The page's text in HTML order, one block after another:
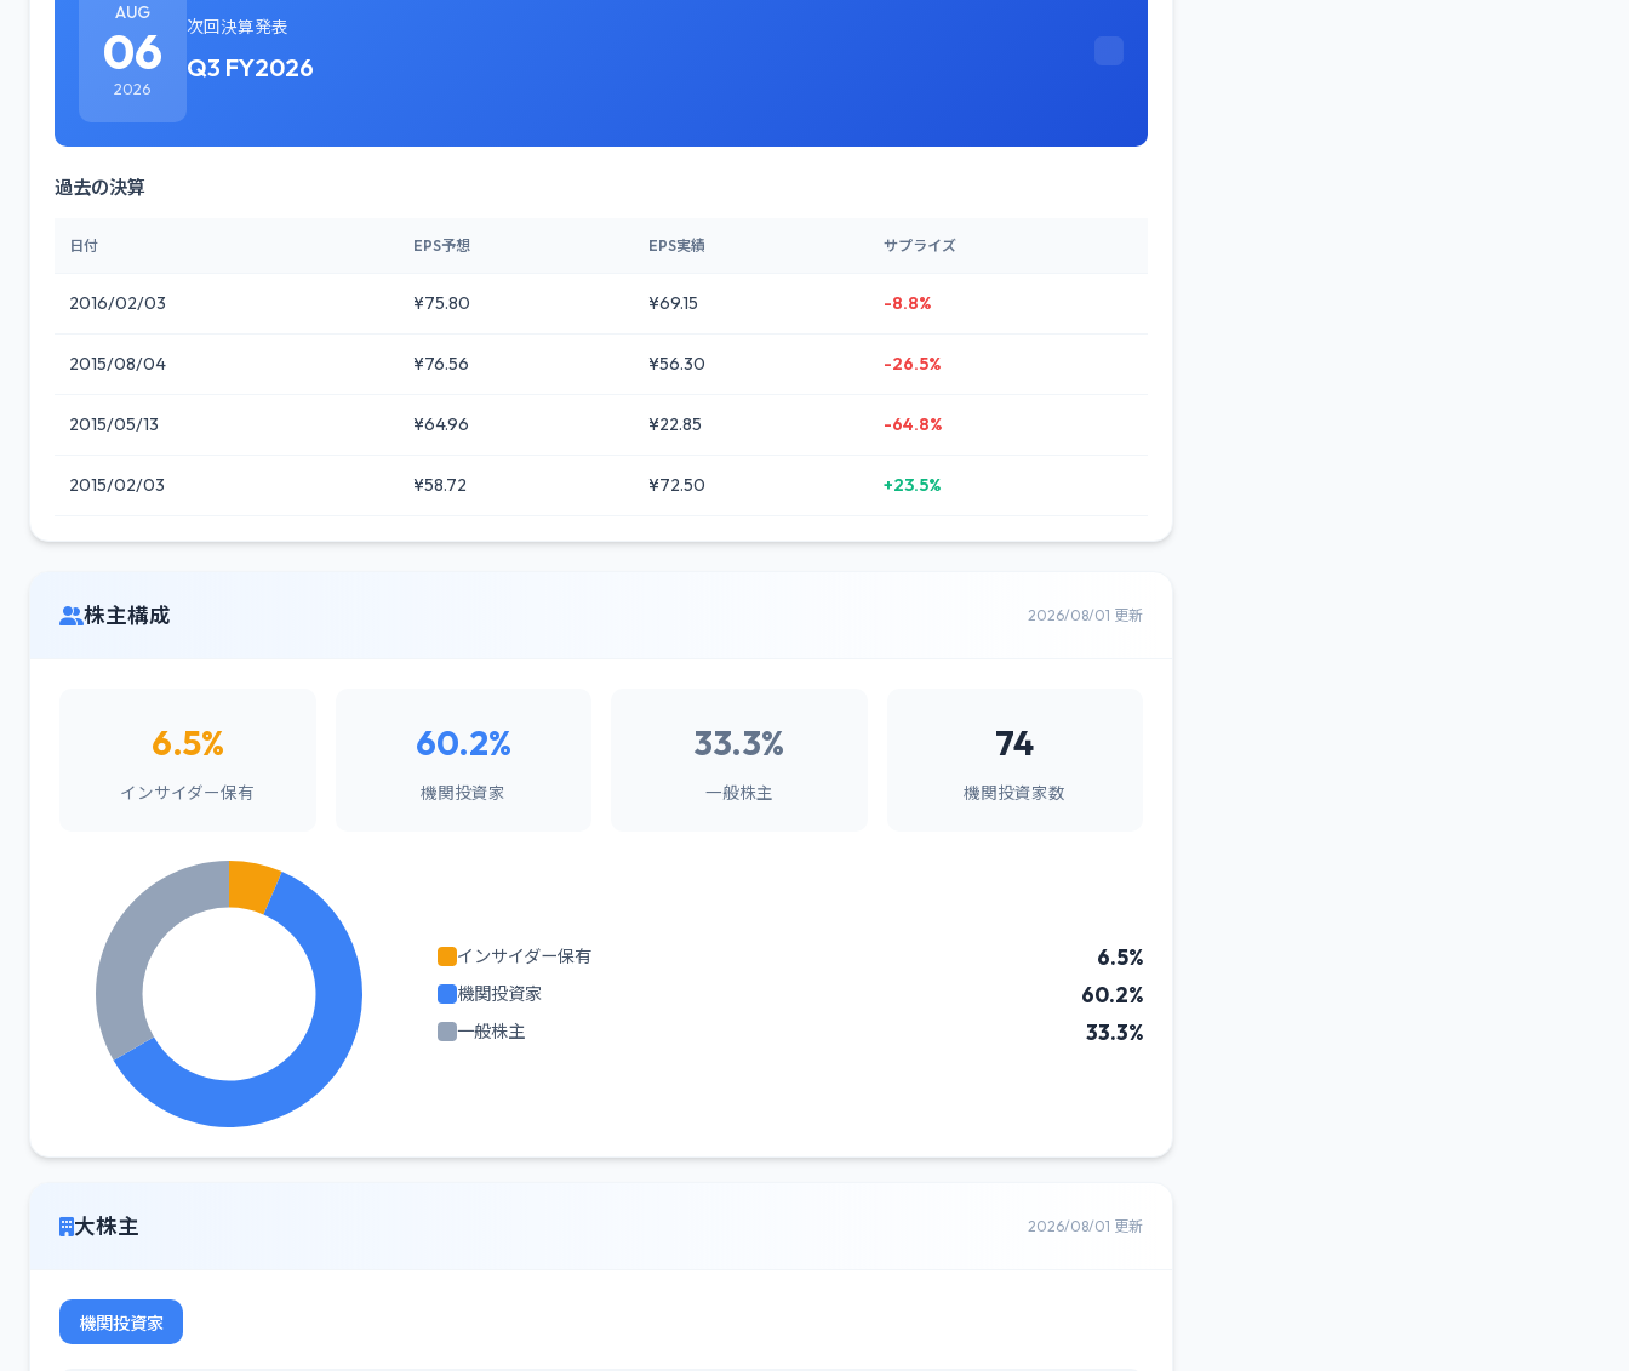
AUG
06
2026
次回決算発表
Q3 FY2026
過去の決算
日付 EPS予想 EPS実績 サプライズ
2016/02/03 ¥75.80 ¥69.15 -8.8%
2015/08/04 ¥76.56 ¥56.30 -26.5%
2015/05/13 ¥64.96 ¥22.85 -64.8%
2015/02/03 ¥58.72 ¥72.50 +23.5%
株主構成 2026/08/01 更新
6.5%
インサイダー保有
60.2%
機関投資家
33.3%
一般株主
74
機関投資家数
インサイダー保有 6.5%
機関投資家 60.2%
一般株主 33.3%
大株主 2026/08/01 更新
機関投資家